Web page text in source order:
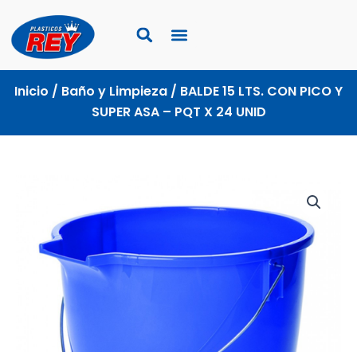
contenido
Inicio / Baño y Limpieza / BALDE 15 LTS. CON PICO Y
SUPER ASA – PQT X 24 UNID